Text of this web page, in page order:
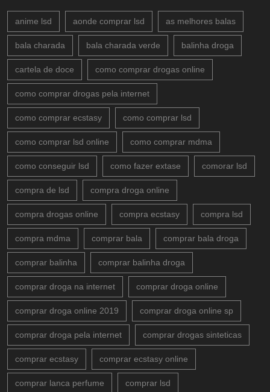
anime lsd aonde comprar lsd as melhores balas
bala charada bala charada verde balinha droga
cartela de doce como comprar drogas online
como comprar drogas pela internet
como comprar ecstasy como comprar lsd
como comprar lsd online como comprar mdma
como conseguir lsd como fazer extase comorar lsd
compra de lsd compra droga online
compra drogas online compra ecstasy compra lsd
compra mdma comprar bala comprar bala droga
comprar balinha comprar balinha droga
comprar droga na internet comprar droga online
comprar droga online 2019 comprar droga online sp
comprar droga pela internet comprar drogas sinteticas
comprar ecstasy comprar ecstasy online
comprar lanca perfume comprar lsd